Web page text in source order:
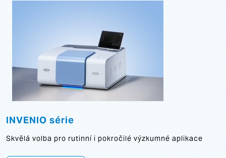
INVENIO série
Skvělá volba pro rutinní i pokročilé výzkumné aplikace